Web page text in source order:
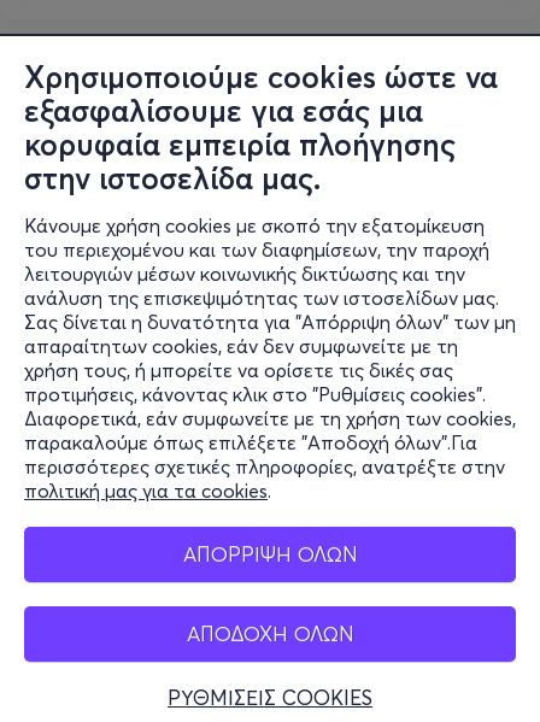
Χρησιμοποιούμε cookies ώστε να
εξασφαλίσουμε για εσάς μια
κορυφαία εμπειρία πλοήγησης
στην ιστοσελίδα μας.
Κάνουμε χρήση cookies με σκοπό την εξατομίκευση
του περιεχομένου και των διαφημίσεων, την παροχή
λειτουργιών μέσων κοινωνικής δικτύωσης και την
ανάλυση της επισκεψιμότητας των ιστοσελίδων μας.
Σας δίνεται η δυνατότητα για "Απόρριψη όλων" των μη
απαραίτητων cookies, εάν δεν συμφωνείτε με τη
χρήση τους, ή μπορείτε να ορίσετε τις δικές σας
προτιμήσεις, κάνοντας κλικ στο "Ρυθμίσεις cookies".
Διαφορετικά, εάν συμφωνείτε με τη χρήση των cookies,
παρακαλούμε όπως επιλέξετε "Αποδοχή όλων".Για
περισσότερες σχετικές πληροφορίες, ανατρέξτε στην
πολιτική μας για τα cookies.
ΑΠΟΡΡΙΨΗ ΟΛΩΝ
ΑΠΟΔΟΧΗ ΟΛΩΝ
ΡΥΘΜΙΣΕΙΣ COOKIES
Πληροφορίες
Υποστήριξη
Stay Connected
Mobile app